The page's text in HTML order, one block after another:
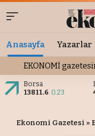
Anasayfa Yazarlar
EKONOMİ
Borsa
13811.6 0.23
Ekonomi Gazetesi »